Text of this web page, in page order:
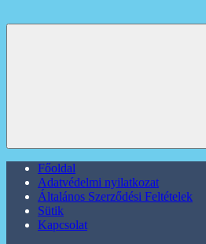
Főoldal
Adatvédelmi nyilatkozat
Általános Szerződési Feltételek
Sütik
Kapcsolat